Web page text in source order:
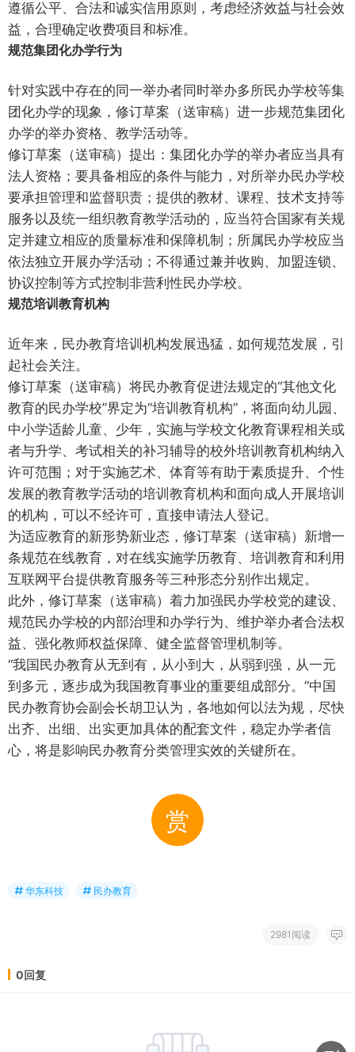
遵循公平、合法和诚实信用原则，考虑经济效益与社会效
益，合理确定收费项目和标准。
规范集团化办学行为
针对实践中存在的同一举办者同时举办多所民办学校等集
团化办学的现象，修订草案（送审稿）进一步规范集团化
办学的举办资格、教学活动等。
修订草案（送审稿）提出：集团化办学的举办者应当具有
法人资格；要具备相应的条件与能力，对所举办民办学校
要承担管理和监督职责；提供的教材、课程、技术支持等
服务以及统一组织教育教学活动的，应当符合国家有关规
定并建立相应的质量标准和保障机制；所属民办学校应当
依法独立开展办学活动；不得通过兼并收购、加盟连锁、
协议控制等方式控制非营利性民办学校。
规范培训教育机构
近年来，民办教育培训机构发展迅猛，如何规范发展，引
起社会关注。
修订草案（送审稿）将民办教育促进法规定的“其他文化
教育的民办学校”界定为“培训教育机构”，将面向幼儿园、
中小学适龄儿童、少年，实施与学校文化教育课程相关或
者与升学、考试相关的补习辅导的校外培训教育机构纳入
许可范围；对于实施艺术、体育等有助于素质提升、个性
发展的教育教学活动的培训教育机构和面向成人开展培训
的机构，可以不经许可，直接申请法人登记。
为适应教育的新形势新业态，修订草案（送审稿）新增一
条规范在线教育，对在线实施学历教育、培训教育和利用
互联网平台提供教育服务等三种形态分别作出规定。
此外，修订草案（送审稿）着力加强民办学校党的建设、
规范民办学校的内部治理和办学行为、维护举办者合法权
益、强化教师权益保障、健全监督管理机制等。
“我国民办教育从无到有，从小到大，从弱到强，从一元
到多元，逐步成为我国教育事业的重要组成部分。”中国
民办教育协会副会长胡卫认为，各地如何以法为规，尽快
出齐、出细、出实更加具体的配套文件，稳定办学者信
心，将是影响民办教育分类管理实效的关键所在。
赏
华东科技 民办教育
2981阅读
0回复